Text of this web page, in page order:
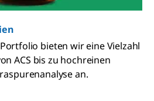
bieten wir eine Vielzahl
ACS bis zu hochreinen
an.